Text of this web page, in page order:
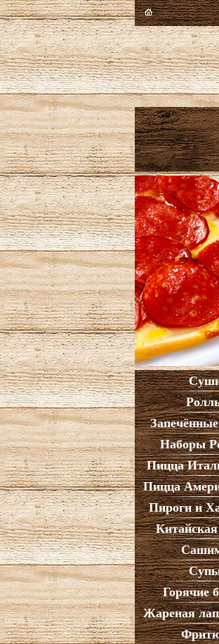
Наборы
Пицца
Пицца
Пироги и
Горячие
Жареная